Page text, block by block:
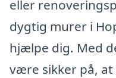
eller
dygtig murer i
hjælpe dig. Med
være sikker på,